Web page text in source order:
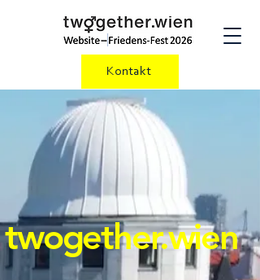
Kontakt
twogether.wien